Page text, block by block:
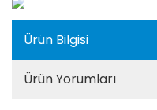
Ürün Bilgisi
Ürün Yorumları